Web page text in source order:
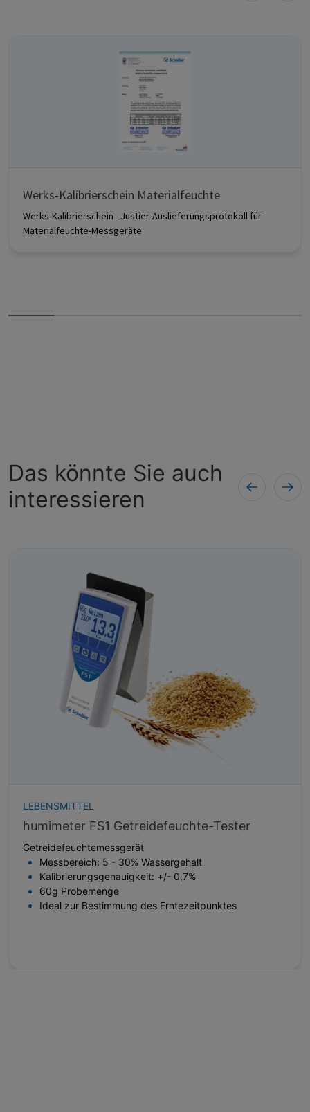
Werks-Kalibrierschein Materialfeuchte
Werks-Kalibrierschein - Justier-Auslieferungsprotokoll für
Materialfeuchte-Messgeräte
Das könnte Sie auch
interessieren
LEBENSMITTEL
humimeter FS1 Getreidefeuchte-Tester
Getreidefeuchtemessgerät
Messbereich: 5 - 30% Wassergehalt
Kalibrierungsgenauigkeit: +/- 0,7%
60g Probemenge
Ideal zur Bestimmung des Erntezeitpunktes